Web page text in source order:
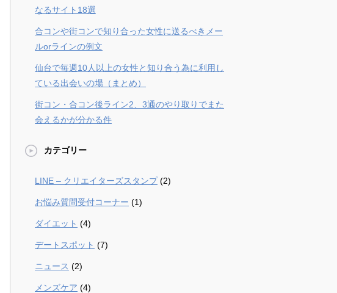
なるサイト18選
合コンや街コンで知り合った女性に送るべきメー
ルorラインの例文
仙台で毎週10人以上の女性と知り合う為に利用し
ている出会いの場（まとめ）
街コン・合コン後ライン2、3通のやり取りでまた
会えるかが分かる件
カテゴリー
LINE – クリエイターズスタンプ(2)
お悩み質問受付コーナー (1)
ダイエット (4)
デートスポット (7)
ニュース (2)
メンズケア (4)